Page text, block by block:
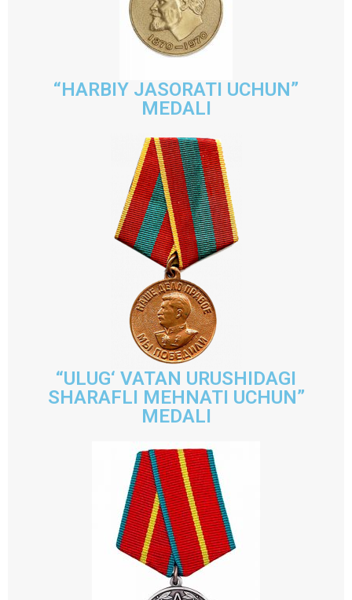
“HARBIY JASORATI UCHUN”
MEDALI
“ULUG‘ VATAN URUSHIDAGI
SHARAFLI MEHNATI UCHUN”
MEDALI